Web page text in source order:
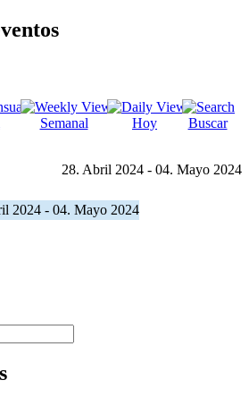
Semanal Hoy Buscar
28. Abril 2024 - 04. Mayo 2024
2024 - 04. Mayo 2024